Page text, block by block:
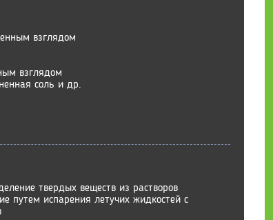
взглядом
взглядом
соль и др.
твердых веществ из растворов
путем испарения летучих жидкостей с